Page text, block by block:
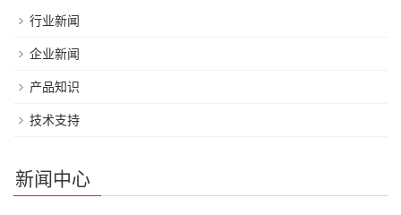
行业新闻
企业新闻
产品知识
技术支持
新闻中心